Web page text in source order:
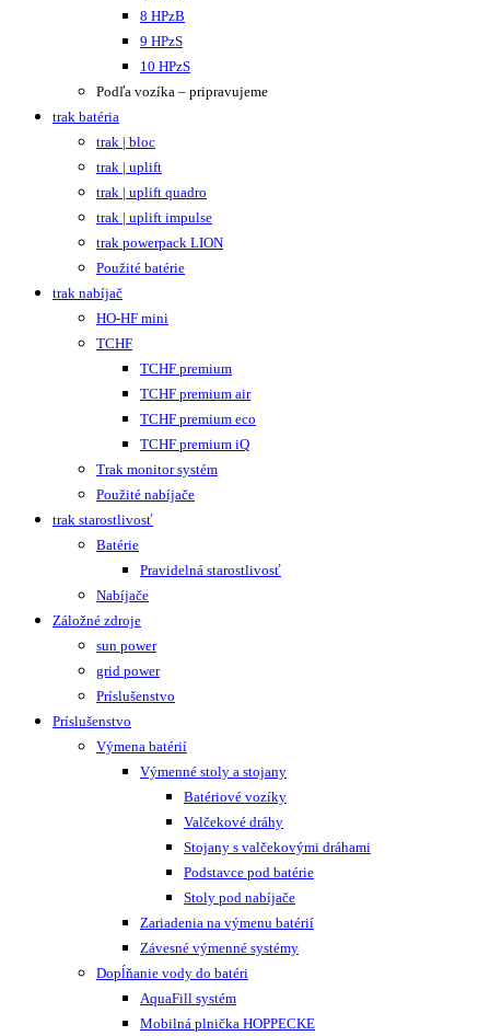
8 HPzB
9 HPzS
10 HPzS
Podľa vozíka – pripravujeme
trak batéria
trak | bloc
trak | uplift
trak | uplift quadro
trak | uplift impulse
trak powerpack LION
Použité batérie
trak nabíjač
HO-HF mini
TCHF
TCHF premium
TCHF premium air
TCHF premium eco
TCHF premium iQ
Trak monitor systém
Použité nabíjače
trak starostlivosť
Batérie
Pravidelná starostlivosť
Nabíjače
Záložné zdroje
sun power
grid power
Príslušenstvo
Príslušenstvo
Výmena batérií
Výmenné stoly a stojany
Batériové vozíky
Valčekové dráhy
Stojany s valčekovými dráhami
Podstavce pod batérie
Stoly pod nabíjače
Zariadenia na výmenu batérií
Závesné výmenné systémy
Dopĺňanie vody do batéri
AquaFill systém
Mobilná plnička HOPPECKE